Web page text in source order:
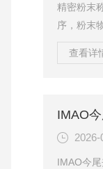
精密粉末
序，粉末
题，严重
中的静
样器具摩
查看详
2026-
IMAO今